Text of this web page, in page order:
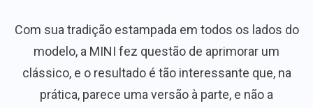
Com sua tradição estampada em todos os lados do
modelo, a MINI fez questão de aprimorar um
clássico, e o resultado é tão interessante que, na
prática, parece uma versão à parte, e não a